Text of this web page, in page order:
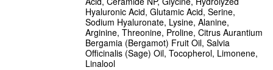
Hyaluronic Acid, Glutamic Acid, Serine,
Sodium Hyaluronate, Lysine, Alanine,
Arginine, Threonine, Proline, Citrus Aurantium
Bergamia (Bergamot) Fruit Oil, Salvia
Officinalis (Sage) Oil, Tocopherol, Limonene,
Linalool